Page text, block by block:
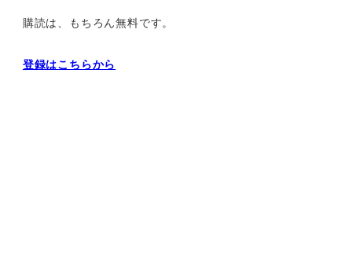
購読は、もちろん無料です。
登録はこちらから